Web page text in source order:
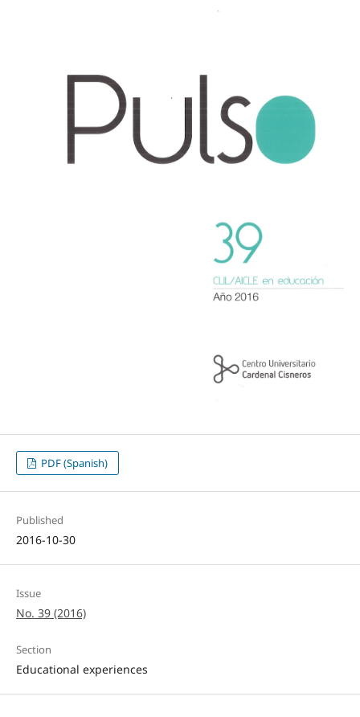
PDF (Spanish)
Published
2016-10-30
Issue
No. 39 (2016)
Section
Educational experiences